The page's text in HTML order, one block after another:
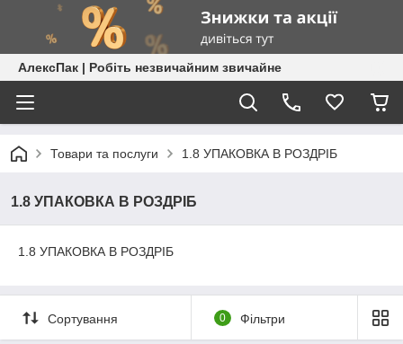
АлексПак | Робіть незвичайним звичайне
Товари та послуги 1.8 УПАКОВКА В РОЗДРІБ
1.8 УПАКОВКА В РОЗДРІБ
1.8 УПАКОВКА В РОЗДРІБ
Сортування 0 Фільтри